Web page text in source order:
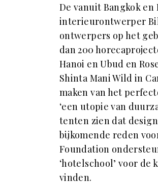
De vanuit Bangkok
interieurontwerper
ontwerpers op het
dan 200
Hanoi en Ubud en
Shinta Mani Wild in
maken van het
‘een utopie van
tenten zien dat
bijkomende reden
Foundation
‘hotelschool’ voor
vinden.